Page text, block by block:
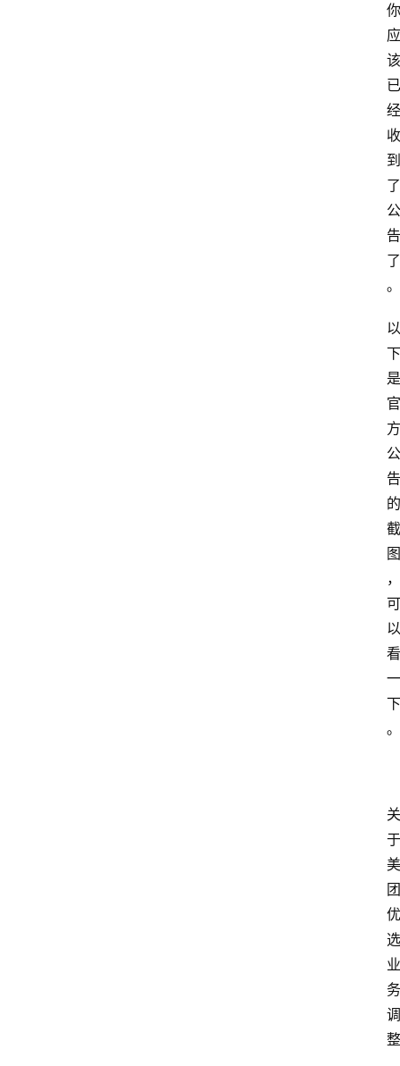
你
应
该
已
经
收
到
了
公
告
了
。
以
下
是
官
方
公
告
的
截
图
，
可
以
看
一
下
。
关
于
美
团
优
选
业
务
调
整